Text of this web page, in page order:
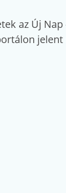
az Új
jelent